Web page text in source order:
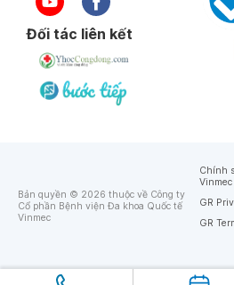
Đối tác liên kết
Bản quyền © 2026 thuộc về Công ty
Cổ phần Bệnh viện Đa khoa Quốc tế
Vinmec
Chính
Vinmec
GR
GR